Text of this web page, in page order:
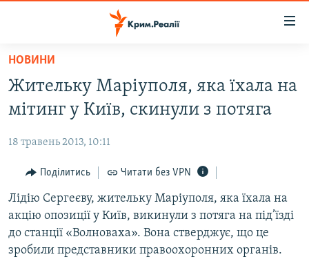
Перейти
основного
матеріалу
до
навігації
Перейти
до
пошуку
ВІДЕО ТА ФОТО
ПОЛІТИКА
БЛОГИ
ПОГЛЯД
ІНТЕРВ'Ю
ВСЕ ЗА ДЕНЬ
НОВИНИ
Жительку Маріуполя, яка їхала на
мітинг у Київ, скинули з потяга
18 травень 2013, 10:11
Поділитись Читати без VPN
Лідію Сергеєву, жительку Маріуполя, яка їхала на
акцію опозиції у Київ, викинули з потяга на під’їзді
до станції «Волноваха». Вона стверджує, що це
зробили представники правоохоронних органів.